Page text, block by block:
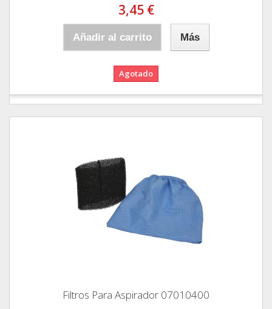
3,45 €
Añadir al carrito Más
Agotado
Filtros Para Aspirador 07010400